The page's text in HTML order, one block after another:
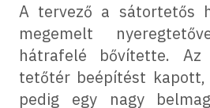
A tervező a sátortetős
megemelt
hátrafelé bővítette. Az
tetőtér beépítést
pedig egy nagy